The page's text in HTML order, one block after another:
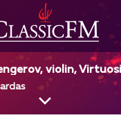
violin,